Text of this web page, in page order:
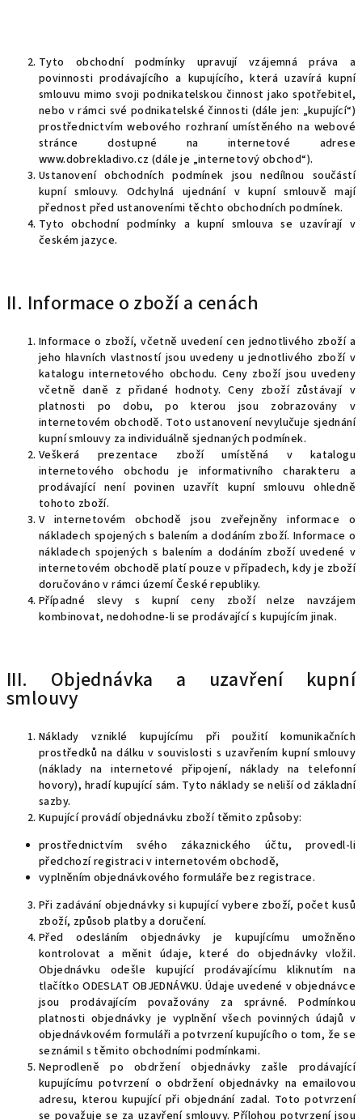
Tyto obchodní podmínky upravují vzájemná práva a
povinnosti prodávajícího a kupujícího, která uzavírá kupní
smlouvu mimo svoji podnikatelskou činnost jako spotřebitel,
nebo v rámci své podnikatelské činnosti (dále jen: „kupující“)
prostřednictvím webového rozhraní umístěného na webové
stránce dostupné na internetové adrese
www.dobrekladivo.cz (dále je „internetový obchod“).
Ustanovení obchodních podmínek jsou nedílnou součástí
kupní smlouvy. Odchylná ujednání v kupní smlouvě mají
přednost před ustanoveními těchto obchodních podmínek.
Tyto obchodní podmínky a kupní smlouva se uzavírají v
českém jazyce.
II. Informace o zboží a cenách
Informace o zboží, včetně uvedení cen jednotlivého zboží a
jeho hlavních vlastností jsou uvedeny u jednotlivého zboží v
katalogu internetového obchodu. Ceny zboží jsou uvedeny
včetně daně z přidané hodnoty. Ceny zboží zůstávají v
platnosti po dobu, po kterou jsou zobrazovány v
internetovém obchodě. Toto ustanovení nevylučuje sjednání
kupní smlouvy za individuálně sjednaných podmínek.
Veškerá prezentace zboží umístěná v katalogu
internetového obchodu je informativního charakteru a
prodávající není povinen uzavřít kupní smlouvu ohledně
tohoto zboží.
V internetovém obchodě jsou zveřejněny informace o
nákladech spojených s balením a dodáním zboží. Informace o
nákladech spojených s balením a dodáním zboží uvedené v
internetovém obchodě platí pouze v případech, kdy je zboží
doručováno v rámci území České republiky.
Případné slevy s kupní ceny zboží nelze navzájem
kombinovat, nedohodne-li se prodávající s kupujícím jinak.
III. Objednávka a uzavření kupní
smlouvy
Náklady vzniklé kupujícímu při použití komunikačních
prostředků na dálku v souvislosti s uzavřením kupní smlouvy
(náklady na internetové připojení, náklady na telefonní
hovory), hradí kupující sám. Tyto náklady se neliší od základní
sazby.
Kupující provádí objednávku zboží těmito způsoby:
prostřednictvím svého zákaznického účtu, provedl-li
předchozí registraci v internetovém obchodě,
vyplněním objednávkového formuláře bez registrace.
Při zadávání objednávky si kupující vybere zboží, počet kusů
zboží, způsob platby a doručení.
Před odesláním objednávky je kupujícímu umožněno
kontrolovat a měnit údaje, které do objednávky vložil.
Objednávku odešle kupující prodávajícímu kliknutím na
tlačítko ODESLAT OBJEDNÁVKU. Údaje uvedené v objednávce
jsou prodávajícím považovány za správné. Podmínkou
platnosti objednávky je vyplnění všech povinných údajů v
objednávkovém formuláři a potvrzení kupujícího o tom, že se
seznámil s těmito obchodními podmínkami.
Neprodleně po obdržení objednávky zašle prodávající
kupujícímu potvrzení o obdržení objednávky na emailovou
adresu, kterou kupující při objednání zadal. Toto potvrzení
se považuje se za uzavření smlouvy. Přílohou potvrzení jsou